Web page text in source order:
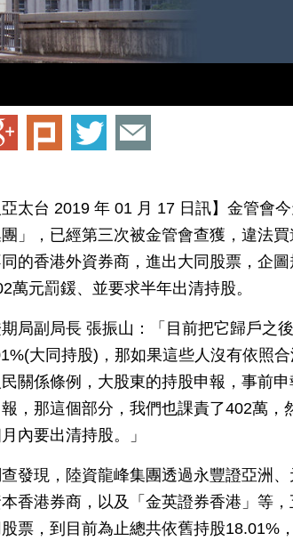
亞太台 2019 年 01 月 17 日訊】金管會
團」，已經第三次被金管會查獲，違法
的香港外資券商，進出大同股票，企
萬元罰鍰、並要求半年出清持股。
局副局長 張振山：「目前把它歸戶之
大同持股)，那如果這些人沒有依照
關係條例，大股東的持股申報，事前
，那這個部分，我們也課責了402萬，
內要出清持股。」
發現，陸資龍峰集團透過永豐證亞洲
香港券商，以及「金英證券香港」等
票，到目前為止總共依舊持股18.01%